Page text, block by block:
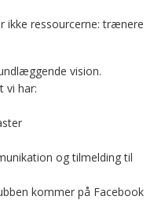
ikke ressourcerne: trænere
vision.
vi har:
og tilmelding til
kommer på Facebook